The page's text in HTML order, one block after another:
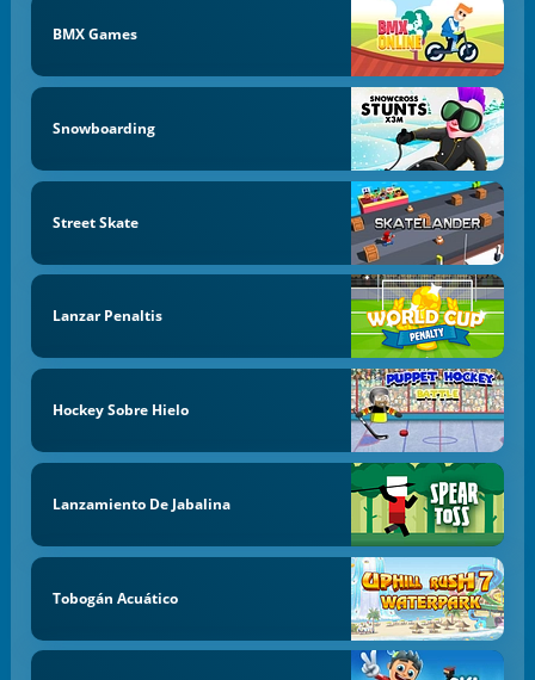
BMX Games
Snowboarding
Street Skate
Lanzar Penaltis
Hockey Sobre Hielo
Lanzamiento De Jabalina
Tobogán Acuático